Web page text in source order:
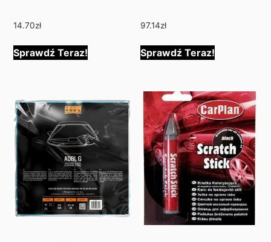
14.70zł
Sprawdź Teraz!
97.14zł
Sprawdź Teraz!